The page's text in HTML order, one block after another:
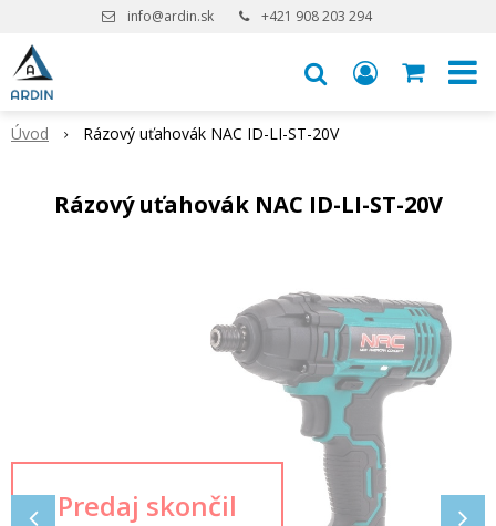
info@ardin.sk +421 908 203 294
Úvod Rázový uťahovák NAC ID-LI-ST-20V
Rázový uťahovák NAC ID-LI-ST-20V